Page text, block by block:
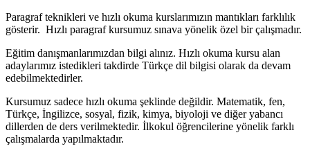
Paragraf teknikleri ve hızlı okuma kurslarımızın mantıkları farklılık
gösterir. Hızlı paragraf kursumuz sınava yönelik özel bir çalışmadır.
Eğitim danışmanlarımızdan bilgi alınız. Hızlı okuma kursu alan
adaylarımız istedikleri takdirde Türkçe dil bilgisi olarak da devam
edebilmektedirler.
Kursumuz sadece hızlı okuma şeklinde değildir. Matematik, fen,
Türkçe, İngilizce, sosyal, fizik, kimya, biyoloji ve diğer yabancı
dillerden de ders verilmektedir. İlkokul öğrencilerine yönelik farklı
çalışmalarda yapılmaktadır.